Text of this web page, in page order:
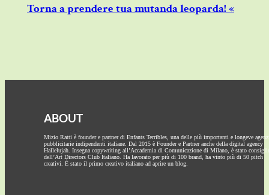
Torna a prendere tua mutanda leoparda! «
ABOUT
Mizio Ratti è founder e partner di Enfants Terribles, una delle più importanti e longeve
pubblicitarie indipendenti italiane. Dal 2015 è Founder e Partner anche della digital agency
Hallelujah. Insegna copywriting all’Accademia di Comunicazione di Milano, è stato
dell’Art Directors Club Italiano. Ha lavorato per più di 100 brand, ha vinto più di 50 pitch
creativi. È stato il primo creativo italiano ad aprire un blog.